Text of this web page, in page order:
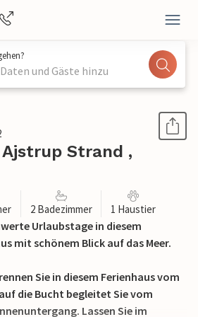
und Gäste hinzu
Strand ,
2 Badezimmer 1 Haustier
Urlaubstage in diesem
mit schönem Blick auf das Meer.
Sie in diesem Ferienhaus vom
die Bucht begleitet Sie vom
Lassen Sie im